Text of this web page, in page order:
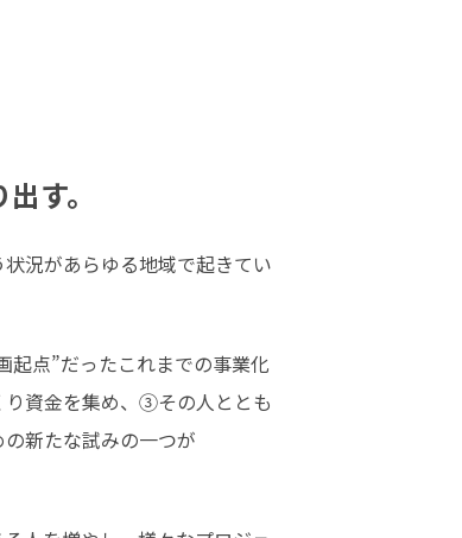
す。
況があらゆる地域で起きてい
点”だったこれまでの事業化
資金を集め、③その人ととも
新たな試みの一つが